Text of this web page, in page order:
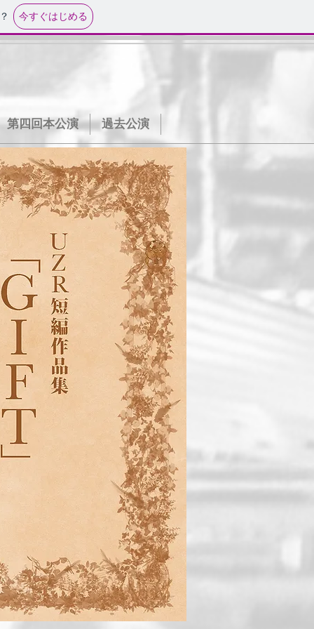
今すぐはじめる
第四回本公演 過去公演